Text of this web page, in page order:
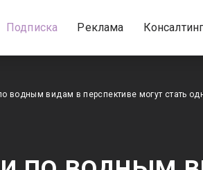
Подписка Реклама Консалтинг
водным видам в перспективе могут стать